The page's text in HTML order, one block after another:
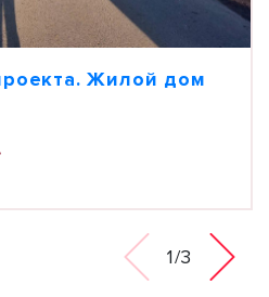
Жилой дом
1/3